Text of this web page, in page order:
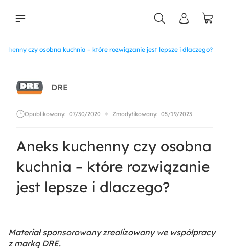
czy osobna kuchnia – które rozwiązanie jest lepsze i dlaczego?
DRE
Opublikowany: 07/30/2020 Zmodyfikowany: 05/19/2023
Aneks kuchenny czy osobna
kuchnia – które rozwiązanie
jest lepsze i dlaczego?
Materiał sponsorowany zrealizowany we współpracy
z marką DRE.